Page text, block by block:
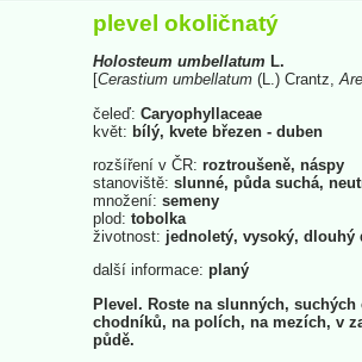
plevel okoličnatý
Holosteum umbellatum L.
[Cerastium umbellatum (L.) Crantz,
čeleď: Caryophyllaceae
květ: bílý, kvete březen - duben
rozšíření v ČR: roztroušeně, náspy
stanoviště: slunné, půda suchá,
množení: semeny
plod: tobolka
životnost: jednoletý, vysoký, dlouhý
další informace: planý
Plevel. Roste na slunných,
chodníků, na polích, na mezích, v
půdě.